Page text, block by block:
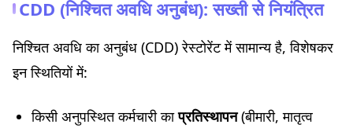
CDD (निश्चित अवधि अनुबंध): सख्ती से नियंत्रित
निश्चित अवधि का अनुबंध (CDD) रेस्टोरेंट में सामान्य है, विशेषकर
इन स्थितियों में:
किसी अनुपस्थित कर्मचारी काप्रतिस्थापन(बीमारी, मातृत्व